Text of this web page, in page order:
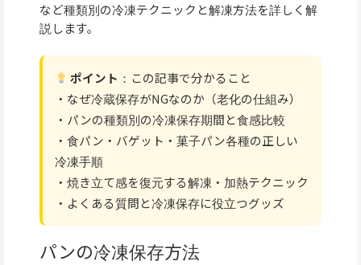
など種類別の冷凍テクニックと解凍方法を詳しく解
説します。
ポイント ：この記事で分かること
・なぜ冷蔵保存がNGなのか（老化の仕組み）
・パンの種類別の冷凍保存期間と食感比較
・食パン・バゲット・菓子パン各種の正しい
冷凍手順
・焼き立て感を復元する解凍・加熱テクニック
・よくある質問と冷凍保存に役立つグッズ
パンの冷凍保存方法